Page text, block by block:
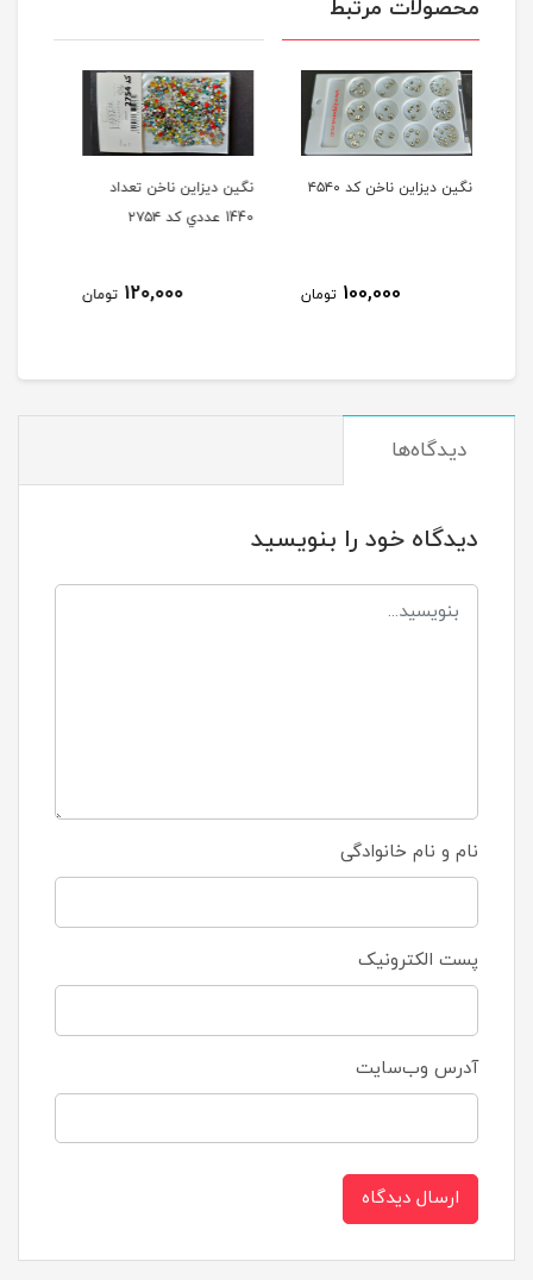
محصولات مرتبط
نگين ديزاين ناخن تعداد
120,000
نگين دور طلایی ديزاين ناخن
کد 220
20,000
دیدگاه‌ها
دیدگاه خود را بنویسید
نام و نام خانوادگی
پست الکترونیک
آدرس وب‌سایت
ارسال دیدگاه